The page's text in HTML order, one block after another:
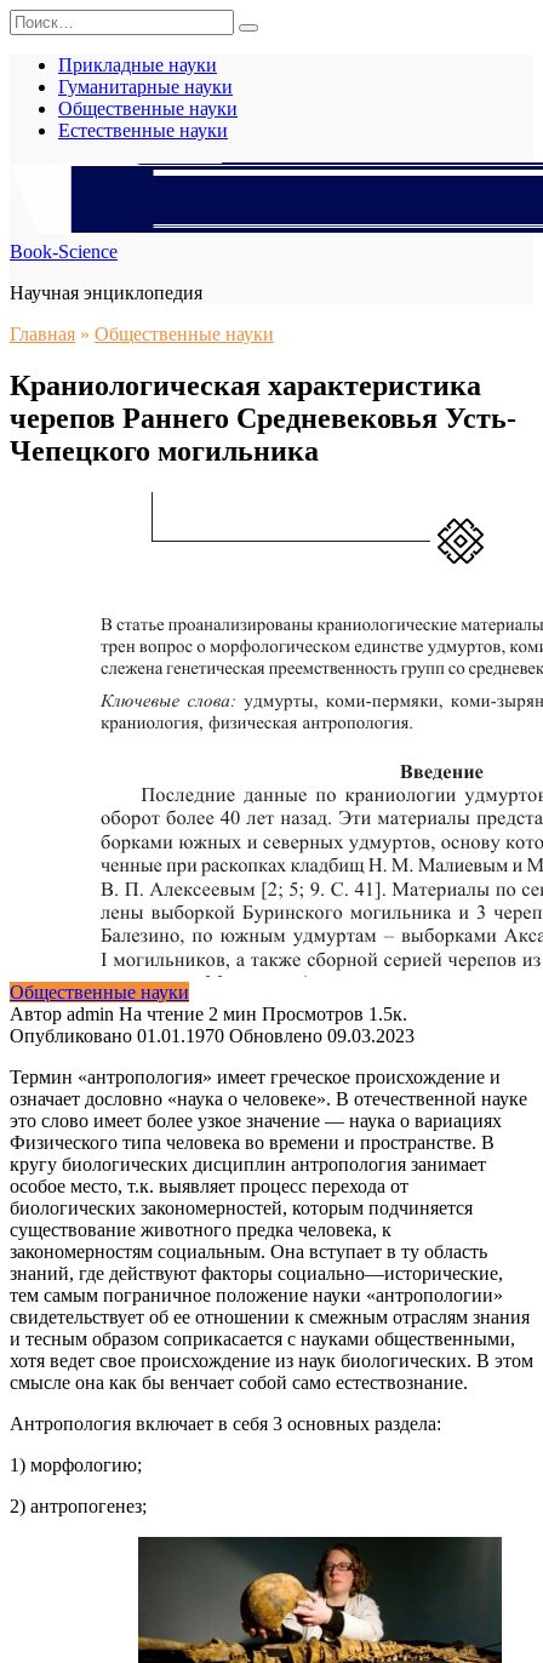
Перейти
к
содержанию
Search
for:
Прикладные науки
Гуманитарные науки
Общественные науки
Естественные науки
Book-Science
Научная энциклопедия
Главная » Общественные науки
Краниологическая характеристика
черепов Раннего Средневековья Усть-
Чепецкого могильника
Общественные науки
Автор admin На чтение 2 мин Просмотров 1.5к.
Опубликовано 01.01.1970 Обновлено 09.03.2023
Термин «антропология» имеет греческое происхождение и
означает дословно «наука о человеке». В отечественной науке
это слово имеет более узкое значение — наука о вариациях
Физического типа человека во времени и пространстве. В
кругу биологических дисциплин антропология занимает
особое место, т.к. выявляет процесс перехода от
биологических закономерностей, которым подчиняется
существование животного предка человека, к
закономерностям социальным. Она вступает в ту область
знаний, где действуют факторы социально—исторические,
тем самым пограничное положение науки «антропологии»
свидетельствует об ее отношении к смежным отраслям знания
и тесным образом соприкасается с науками общественными,
хотя ведет свое происхождение из наук биологических. В этом
смысле она как бы венчает собой само естествознание.
Антропология включает в себя 3 основных раздела:
1) морфологию;
2) антропогенез;